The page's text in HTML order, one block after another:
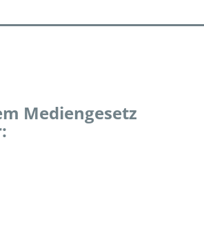
Mediengesetz